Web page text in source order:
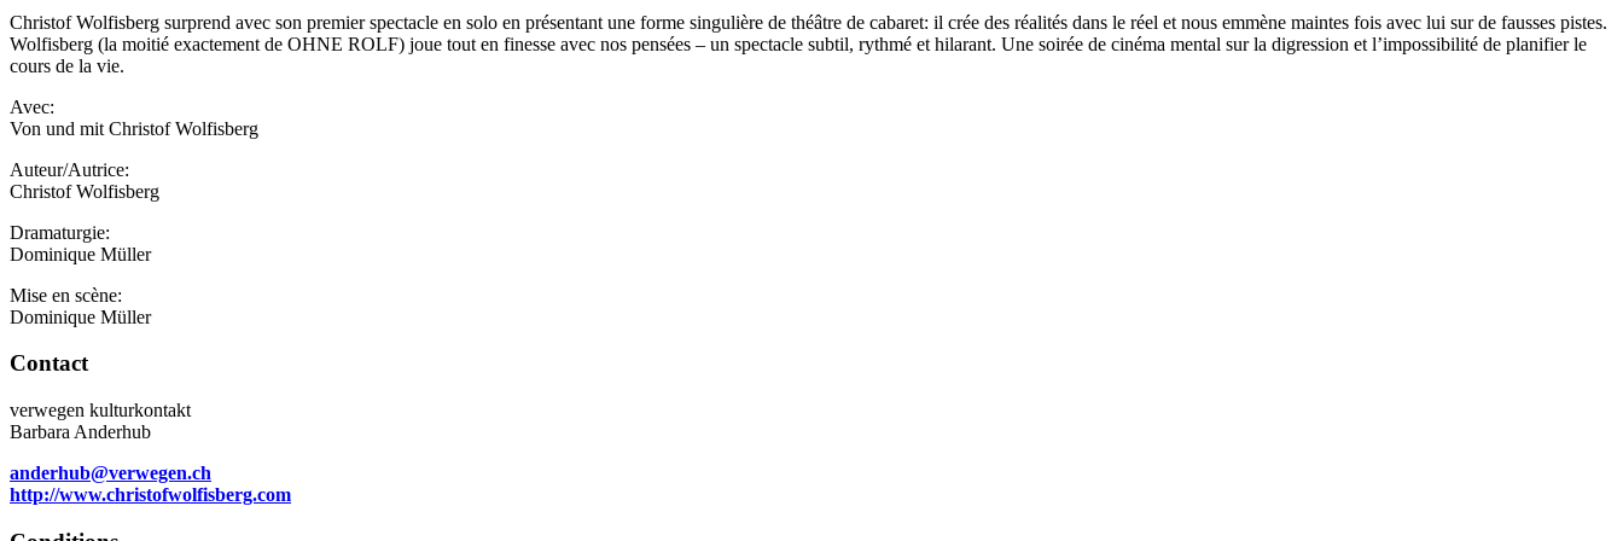
Christof Wolfisberg surprend avec son premier spectacle en solo en présentant une forme singulière de théâtre de cabaret: il crée des réalités dans le réel et nous emmène maintes fois avec lui sur de fausses pistes.
Wolfisberg (la moitié exactement de OHNE ROLF) joue tout en finesse avec nos pensées – un spectacle subtil, rythmé et hilarant. Une soirée de cinéma mental sur la digression et l’impossibilité de planifier le
cours de la vie.
Avec:
Von und mit Christof Wolfisberg
Auteur/Autrice:
Christof Wolfisberg
Dramaturgie:
Dominique Müller
Mise en scène:
Dominique Müller
Contact
verwegen kulturkontakt
Barbara Anderhub
anderhub@verwegen.ch
http://www.christofwolfisberg.com